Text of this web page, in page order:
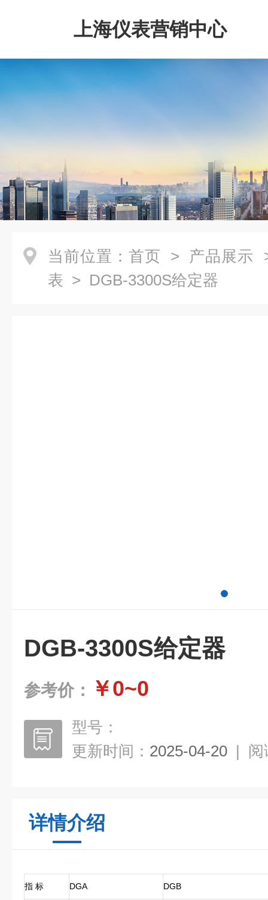
上海仪表营销中心
当前位置： 首页 > 产品展示
表 > DGB-3300S给定器
DGB-3300S给定器
参考价： ￥0~0
型号：
更新时间： 2025-04-20 | 阅
详情介绍
指 标 DGA DGB